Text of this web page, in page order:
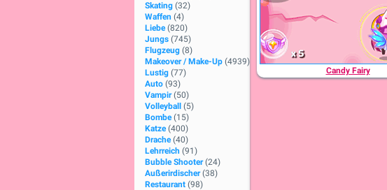
Skating (32)
Waffen (4)
Liebe (820)
Jungs (745)
Flugzeug (8)
Makeover / Make-Up (4939)
Lustig (77)
Auto (93)
Vampir (50)
Volleyball
(5)
Bombe (15)
Katze (400)
Drache (40)
Lehrreich (91)
Bubble Shooter (24)
Außerirdischer (38)
Restaurant (98)
Candy Fairy